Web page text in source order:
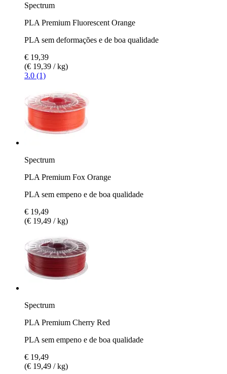
Spectrum
PLA Premium Fluorescent Orange
PLA sem deformações e de boa qualidade
€ 19,39
(€ 19,39 / kg)
3.0 (1)
Spectrum
PLA Premium Fox Orange
PLA sem empeno e de boa qualidade
€ 19,49
(€ 19,49 / kg)
Spectrum
PLA Premium Cherry Red
PLA sem empeno e de boa qualidade
€ 19,49
(€ 19,49 / kg)